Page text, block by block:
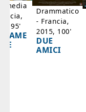
95'
Drammatico
- Francia,
2015, 100'
DUE
AMICI